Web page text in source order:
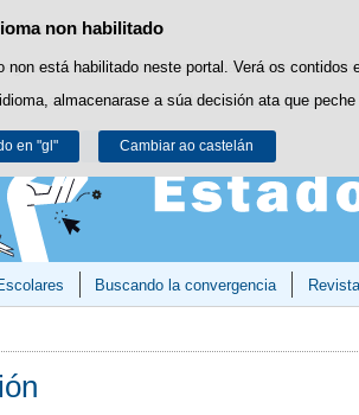
de cookies
e cookies de terceiros para obter
no apartado "Cookies" do nosoaviso legal.
Rexeitar
non habilitado
está habilitado neste portal. Verá os contidos
almacenarase a súa decisión ata que peche
en "gl" Cambiar ao castelán
Saltar ao contido
Buscando la convergencia